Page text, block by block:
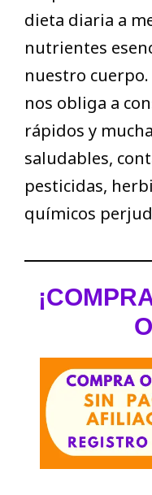
dieta diaria a
nutrientes
nuestro
nos obliga a
rápidos y
saludables,
pesticidas,
químicos